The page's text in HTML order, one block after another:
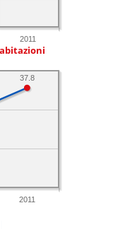
2011
2011
37.8